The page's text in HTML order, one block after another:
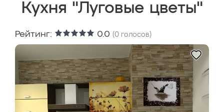
Кухня "Луговые цветы"
Рейтинг: 0.0 (0 голосов)